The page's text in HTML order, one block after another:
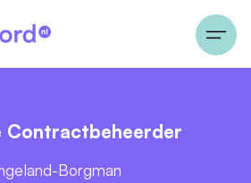
Contractbeheerder
Borgman